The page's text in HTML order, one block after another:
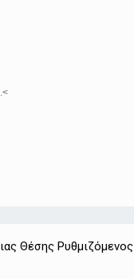
Θέσης Ρυθμιζόμενος